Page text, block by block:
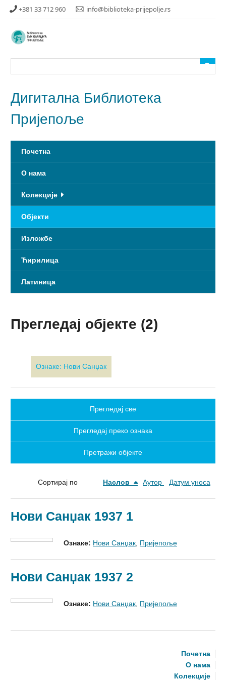
Прескочи
садржаја
+381 33 712 960 info@biblioteka-prijepolje.rs
Дигитална Библиотека
Пријепоље
Почетна
О нама
Колекције
Објекти
Изложбе
Ћирилица
Латиница
Прегледај објекте (2)
Ознаке: Нови Санџак
Прегледај све
Прегледај преко ознака
Претражи објекте
Сортирај по Наслов Аутор Датум уноса
Нови Санџак 1937 1
Ознаке: Нови Санџак Пријепоље
Нови Санџак 1937 2
Ознаке: Нови Санџак Пријепоље
Почетна
О нама
Колекције